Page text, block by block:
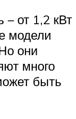
от 1,2 кВт
модели
они
много
быть